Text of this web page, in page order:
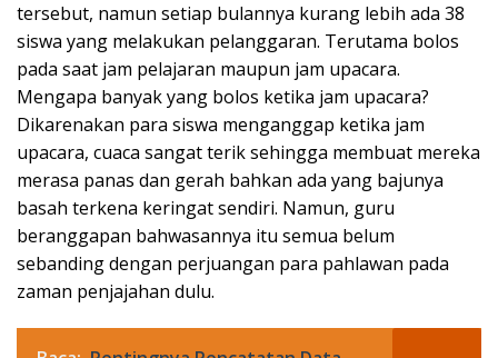
tersebut, namun setiap bulannya kurang lebih ada 38
siswa yang melakukan pelanggaran. Terutama bolos
pada saat jam pelajaran maupun jam upacara.
Mengapa banyak yang bolos ketika jam upacara?
Dikarenakan para siswa menganggap ketika jam
upacara, cuaca sangat terik sehingga membuat mereka
merasa panas dan gerah bahkan ada yang bajunya
basah terkena keringat sendiri. Namun, guru
beranggapan bahwasannya itu semua belum
sebanding dengan perjuangan para pahlawan pada
zaman penjajahan dulu.